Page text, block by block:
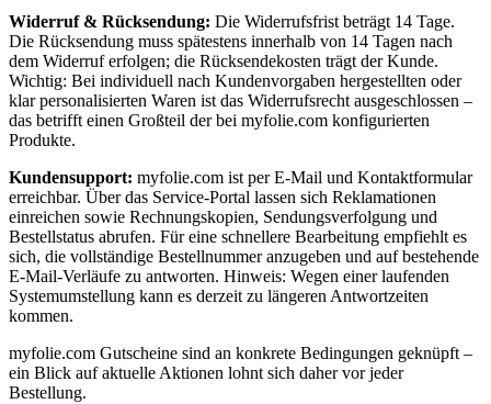
Widerruf & Rücksendung: Die Widerrufsfrist beträgt 14 Tage.
Die Rücksendung muss spätestens innerhalb von 14 Tagen nach
dem Widerruf erfolgen; die Rücksendekosten trägt der Kunde.
Wichtig: Bei individuell nach Kundenvorgaben hergestellten oder
klar personalisierten Waren ist das Widerrufsrecht ausgeschlossen –
das betrifft einen Großteil der bei myfolie.com konfigurierten
Produkte.
Kundensupport: myfolie.com ist per E-Mail und Kontaktformular
erreichbar. Über das Service-Portal lassen sich Reklamationen
einreichen sowie Rechnungskopien, Sendungsverfolgung und
Bestellstatus abrufen. Für eine schnellere Bearbeitung empfiehlt es
sich, die vollständige Bestellnummer anzugeben und auf bestehende
E-Mail-Verläufe zu antworten. Hinweis: Wegen einer laufenden
Systemumstellung kann es derzeit zu längeren Antwortzeiten
kommen.
myfolie.com Gutscheine sind an konkrete Bedingungen geknüpft –
ein Blick auf aktuelle Aktionen lohnt sich daher vor jeder
Bestellung.